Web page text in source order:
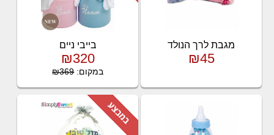
מגבת לרך הנולד
₪45
בייבי ניים
₪320
במקום:₪369